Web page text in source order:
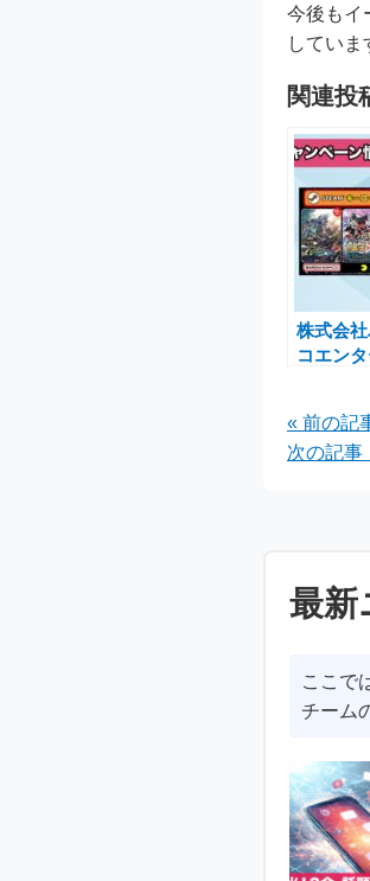
今後もイ
していま
関連投
株式会
コエン
90％
キャン
« 前の記
次の記事
最新
ここで
チーム